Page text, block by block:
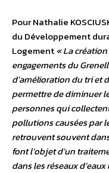
Pour Nathalie
du Développement
Logement« La
engagements du
d’amélioration du tri et
permettre de diminuer
personnes qui
pollutions causées par
retrouvent souvent
font l’objet d’un
dans les réseaux